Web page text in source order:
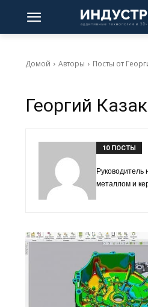
Домой Авторы Посты от
Георгий
10 ПОСТЫ
Руководитель
металлом и